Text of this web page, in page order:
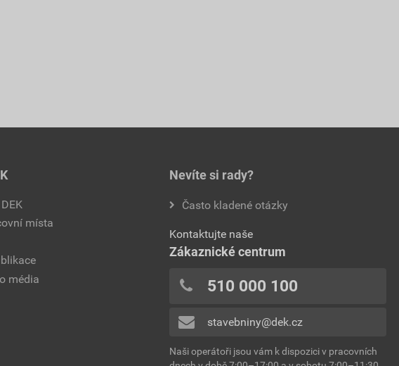
místa
média
Nevíte si rady?
Často kladené otázky
Kontaktujte naše
Zákaznické centrum
510 000 100
stavebniny@dek.cz
Naši operátoři jsou vám k dispozici v pracovních